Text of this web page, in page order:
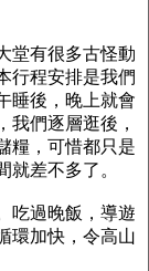
堂有很多古怪動
行程安排是我們
睡後，晚上就會
我們逐層逛後，
糧，可惜都只是
差不多了。
吃過晚飯，導遊
環加快，令高山